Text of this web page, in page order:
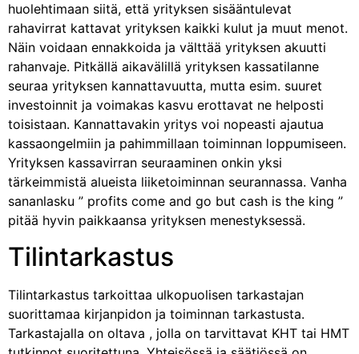
huolehtimaan siitä, että yrityksen sisääntulevat
rahavirrat kattavat yrityksen kaikki kulut ja muut menot.
Näin voidaan ennakkoida ja välttää yrityksen akuutti
rahanvaje. Pitkällä aikavälillä yrityksen kassatilanne
seuraa yrityksen kannattavuutta, mutta esim. suuret
investoinnit ja voimakas kasvu erottavat ne helposti
toisistaan. Kannattavakin yritys voi nopeasti ajautua
kassaongelmiin ja pahimmillaan toiminnan loppumiseen.
Yrityksen kassavirran seuraaminen onkin yksi
tärkeimmistä alueista liiketoiminnan seurannassa. Vanha
sananlasku ” profits come and go but cash is the king ”
pitää hyvin paikkaansa yrityksen menestyksessä.
Tilintarkastus
Tilintarkastus tarkoittaa ulkopuolisen tarkastajan
suorittamaa kirjanpidon ja toiminnan tarkastusta.
Tarkastajalla on oltava , jolla on tarvittavat KHT tai HMT